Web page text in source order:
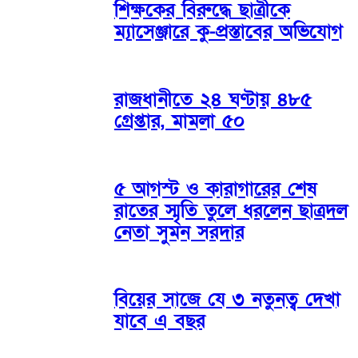
শিক্ষকের বিরুদ্ধে ছাত্রীকে
ম্যাসেঞ্জারে কু-প্রস্তাবের অভিযোগ
রাজধানীতে ২৪ ঘণ্টায় ৪৮৫
গ্রেপ্তার, মামলা ৫০
৫ আগস্ট ও কারাগারের শেষ
রাতের স্মৃতি তুলে ধরলেন ছাত্রদল
নেতা সুমন সরদার
বিয়ের সাজে যে ৩ নতুনত্ব দেখা
যাবে এ বছর